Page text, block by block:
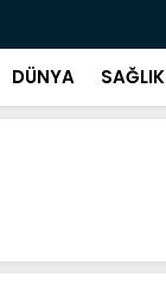
DÜNYA SAĞLIK